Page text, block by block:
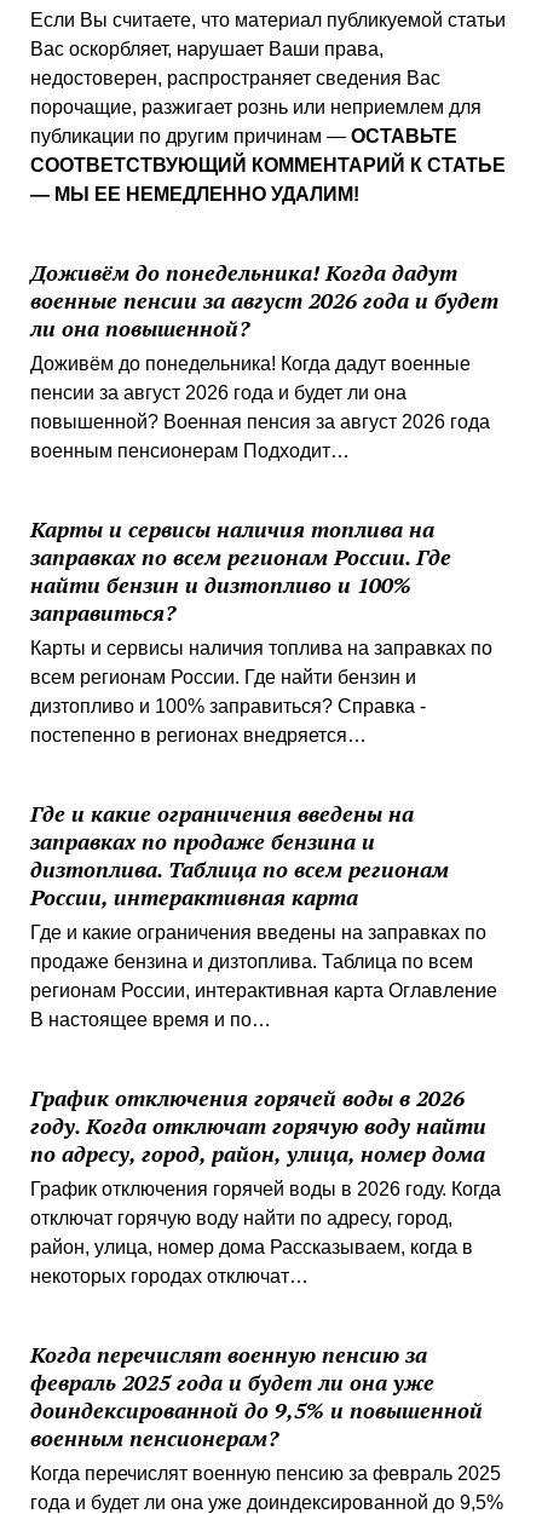
Если Вы считаете, что материал публикуемой статьи
Вас оскорбляет, нарушает Ваши права,
недостоверен, распространяет сведения Вас
порочащие, разжигает рознь или неприемлем для
публикации по другим причинам — ОСТАВЬТЕ
СООТВЕТСТВУЮЩИЙ КОММЕНТАРИЙ К СТАТЬЕ
— МЫ ЕЕ НЕМЕДЛЕННО УДАЛИМ!
Доживём до понедельника! Когда дадут
военные пенсии за август 2026 года и будет
ли она повышенной?
Доживём до понедельника! Когда дадут военные
пенсии за август 2026 года и будет ли она
повышенной? Военная пенсия за август 2026 года
военным пенсионерам Подходит…
Карты и сервисы наличия топлива на
заправках по всем регионам России. Где
найти бензин и дизтопливо и 100%
заправиться?
Карты и сервисы наличия топлива на заправках по
всем регионам России. Где найти бензин и
дизтопливо и 100% заправиться? Справка -
постепенно в регионах внедряется…
Где и какие ограничения введены на
заправках по продаже бензина и
дизтоплива. Таблица по всем регионам
России, интерактивная карта
Где и какие ограничения введены на заправках по
продаже бензина и дизтоплива. Таблица по всем
регионам России, интерактивная карта Оглавление
В настоящее время и по…
График отключения горячей воды в 2026
году. Когда отключат горячую воду найти
по адресу, город, район, улица, номер дома
График отключения горячей воды в 2026 году. Когда
отключат горячую воду найти по адресу, город,
район, улица, номер дома Рассказываем, когда в
некоторых городах отключат…
Когда перечислят военную пенсию за
февраль 2025 года и будет ли она уже
доиндексированной до 9,5% и повышенной
военным пенсионерам?
Когда перечислят военную пенсию за февраль 2025
года и будет ли она уже доиндексированной до 9,5%